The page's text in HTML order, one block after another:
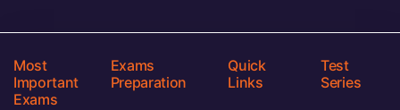
Most
Important
Exams
Exams
Preparation
Quick
Links
Test
Series